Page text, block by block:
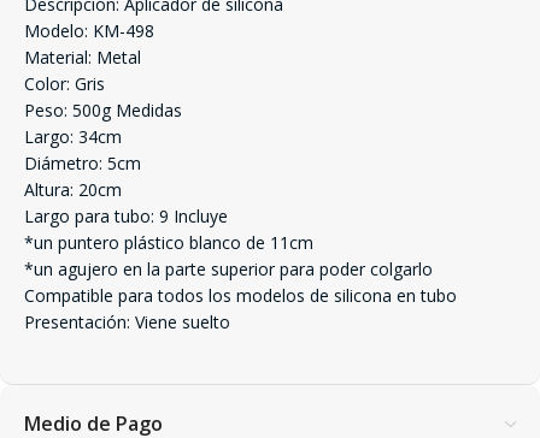
Modelo: KM-498
Material: Metal
Color: Gris
Peso: 500g Medidas
Largo: 34cm
Diámetro: 5cm
Altura: 20cm
Largo para tubo: 9 Incluye
*un puntero plástico blanco de 11cm
*un agujero en la parte superior para poder colgarlo
Compatible para todos los modelos de silicona en tubo
Presentación: Viene suelto
Medio de Pago